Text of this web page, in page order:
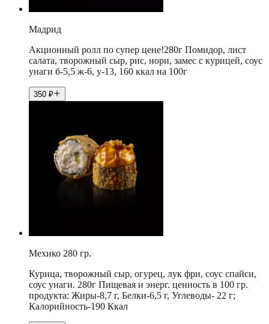
Мадрид
Акционный ролл по супер цене!280г Помидор, лист
салата, творожный сыр, рис, нори, замес с курицей, соус
унаги б-5,5 ж-6, у-13, 160 ккал на 100г
350 ₽
Мехико 280 гр.
Курица, творожный сыр, огурец, лук фри, соус спайси,
соус унаги. 280г Пищевая и энерг. ценность в 100 гр.
продукта: Жиры-8,7 г, Белки-6,5 г, Углеводы- 22 г;
Калорийность-190 Ккал